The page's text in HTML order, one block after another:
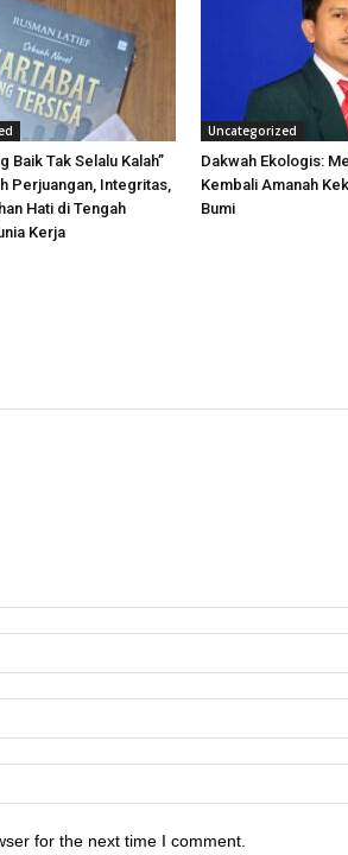
Baik Tak Selalu Kalah”
Perjuangan, Integritas,
Hati di Tengah
Kerja
Uncategorized
Dakwah Ekologis:
Kembali Amanah
Bumi
for the next time I comment.